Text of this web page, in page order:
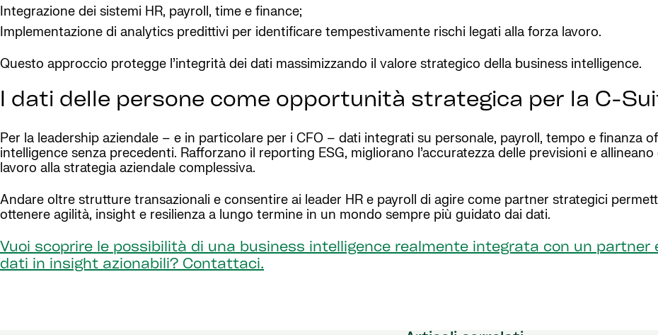
Integrazione dei sistemi HR, payroll, time e finance;
Implementazione di analytics predittivi per identificare tempestivamente rischi legati alla forza lavoro.
Questo approccio protegge l’integrità dei dati massimizzando il valore strategico della business intelligence.
I dati delle persone come opportunità strategica per la C-
Per la leadership aziendale – e in particolare per i CFO – dati integrati su personale, payroll, tempo e finanza
intelligence senza precedenti. Rafforzano il reporting ESG, migliorano l’accuratezza delle previsioni e
lavoro alla strategia aziendale complessiva.
Andare oltre strutture transazionali e consentire ai leader HR e payroll di agire come partner strategici
ottenere agilità, insight e resilienza a lungo termine in un mondo sempre più guidato dai dati.
Vuoi scoprire le possibilità di una business intelligence realmente integrata con un
dati in insight azionabili? Contattaci.